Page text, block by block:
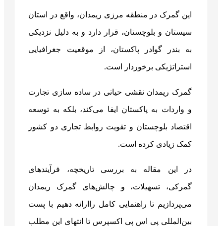
این گمرک در منطقه مرزی ریمدان، واقع در استان
سیستان و بلوچستان، قرار دارد و به دلیل نزدیکی
به بندر گوادر پاکستان، از موقعیت جغرافیایی
استراتژیکی برخوردار است.
گمرک ریمدان نقشی حیاتی در ساده سازی تجارت
و واردات به پاکستان ایفا می‌کند، بلکه به توسعه
اقتصاد بلوچستان و تقویت روابط تجاری دو کشور
کمک زیادی کرده است.
در این مقاله به بررسی تاریخچه، فرآیندهای
گمرکی، تسهیلات، و چالش‌های گمرک ریمدان
می‌پردازیم تا راهنمایی کامل راارائه دهیم با پست
بین‌المللی پی اس پی اکسپرس تا انتهای این مطلب